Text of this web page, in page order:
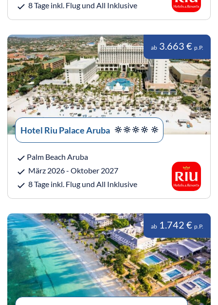
8 Tage inkl. Flug und All Inklusive
ab 3.663 € p.P.
Hotel Riu Palace Aruba
Palm Beach Aruba
März 2026 - Oktober 2027
8 Tage inkl. Flug und All Inklusive
ab 1.742 € p.P.